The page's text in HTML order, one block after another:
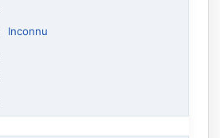
Inconnu